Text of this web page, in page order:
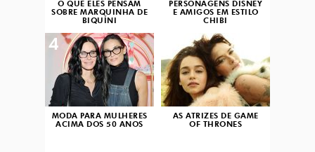
O QUE ELES PENSAM
SOBRE MARQUINHA DE
BIQUÍNI
PERSONAGENS DISNEY
E AMIGOS EM ESTILO
CHIBI
MODA PARA MULHERES
ACIMA DOS 50 ANOS
4
AS ATRIZES DE GAME
OF THRONES